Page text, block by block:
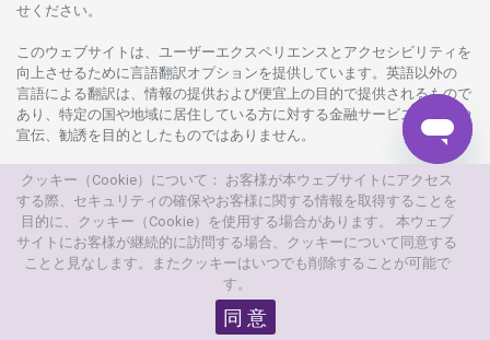
せくださ い。
このウェブサイトは、 ユーザーエクスペリエンスと アクセシビリティを
向上さ せるために言語翻訳オプションを提供しています。 英語以外の
言語に よる翻訳は、 情報の提供および便宜上の 目的で提供さ れるもので
あり、 特定の国や地域に 居住している方に対する金融サービスの
提供や
宣伝、 勧誘を 目的としたものではありません。
電子決済等代行会社のネッテラー（Neteller）とスクリル （Skrill）は
英国金融行動監視機構によって認可された会社です。
LFA International Ltd は、 キプロスで設立されたカードプロセシングの
有限会社で、Axiory Global及びL.F. International Investment Limitedの
No.HE422638、
Diomidous 9, Katholiki, Limassol 3020, Cyprus です。L.F. International
ライセンスNo.271/15 にて
クッキー（Cookie）について： お客様が本ウェブサイトにアクセス
する際、セキュリティの確保やお客様に関する情報を取得することを
目的に、クッキー（Cookie）を使用する場合があります。 本ウェブ
サイトにお客様が継続的に訪問する場合、クッキーについて同意する
ことと見なします。またクッキーはいつでも削除することが可能で
す。
同 意